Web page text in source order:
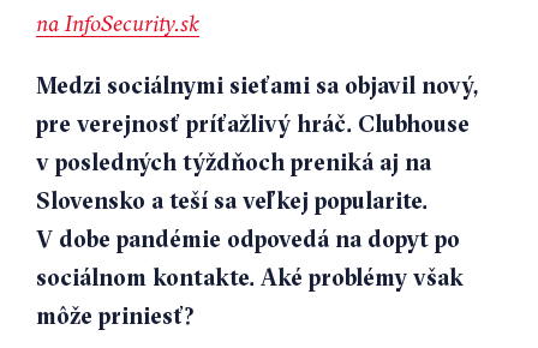
na InfoSecurity.sk
Medzi sociálnymi sieťami sa objavil nový,
pre verejnosť príťažlivý hráč. Clubhouse
v posledných týždňoch preniká aj na
Slovensko a teší sa veľkej popularite.
V dobe pandémie odpovedá na dopyt po
sociálnom kontakte. Aké problémy však
môže priniesť?